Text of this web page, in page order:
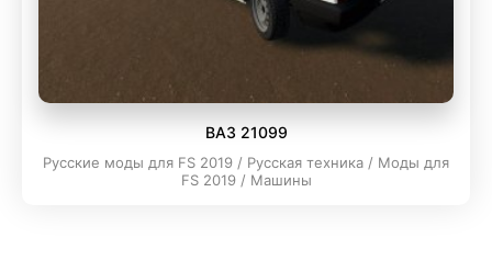
ВАЗ 21099
Русские моды для FS 2019 / Русская техника / Моды для
FS 2019 / Машины